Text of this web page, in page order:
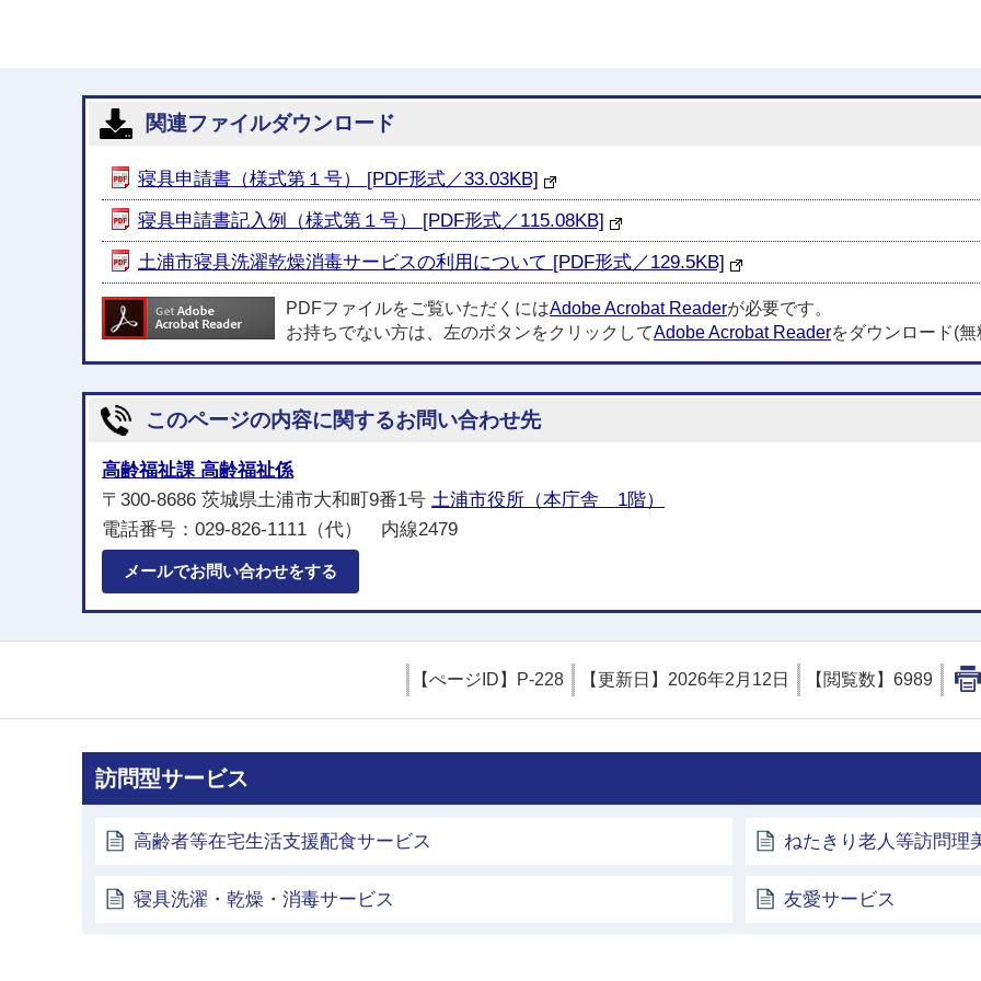
関連ファイルダウンロード
寝具申請書（様式第１号） [PDF形式／33.03KB]
寝具申請書記入例（様式第１号） [PDF形式／115.08KB]
土浦市寝具洗濯乾燥消毒サービスの利用について [PDF形式／129.5KB]
PDFファイルをご覧いただくにはAdobe Acrobat Readerが必要です。
お持ちでない方は、左のボタンをクリックしてAdobe Acrobat Readerをダウンロード(無
このページの内容に関するお問い合わせ先
高齢福祉課 高齢福祉係
〒300-8686 茨城県土浦市大和町9番1号 土浦市役所（本庁舎 1階）
電話番号：029-826-1111（代） 内線2479
メールでお問い合わせをする
【ぺージID】 P-228 【更新日】 2026年2月12日 【閲覧数】 6989
訪問型サービス
高齢者等在宅生活支援配食サービス ねたきり老人等訪問理
寝具洗濯・乾燥・消毒サービス 友愛サービス